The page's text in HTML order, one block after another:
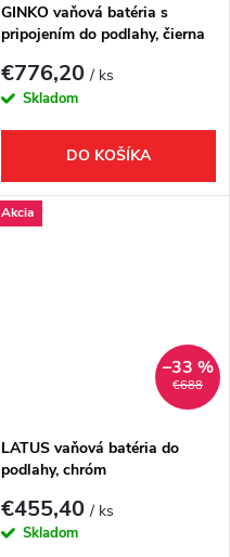
GINKO vaňová batéria s
pripojením do podlahy, čierna
€776,20/ ks
Skladom
DO KOŠÍKA
Akcia
€688
–33 %
LATUS vaňová batéria do
podlahy, chróm
€455,40/ ks
Skladom